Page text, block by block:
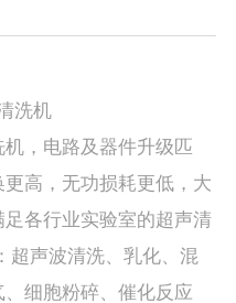
洗机
，电路及器件升级匹
高，无功损耗更低，大
各行业实验室的超声清
超声波清洗、乳化、混
细胞粉碎、催化反应